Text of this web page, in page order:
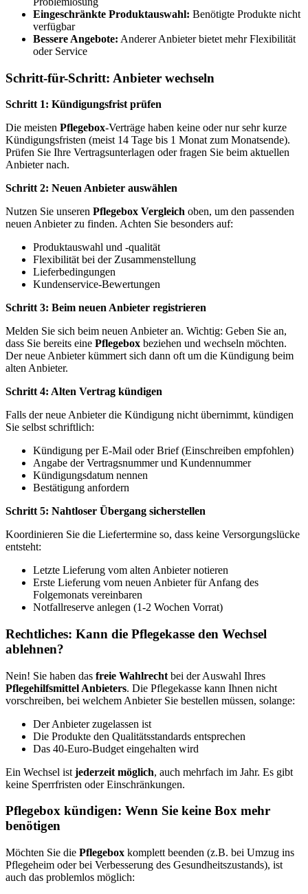
Eingeschränkte Produktauswahl: Benötigte Produkte nicht
verfügbar
Bessere Angebote: Anderer Anbieter bietet mehr Flexibilität
oder Service
Schritt-für-Schritt: Anbieter wechseln
Schritt 1: Kündigungsfrist prüfen
Die meisten Pflegebox-Verträge haben keine oder nur sehr kurze
Kündigungsfristen (meist 14 Tage bis 1 Monat zum Monatsende).
Prüfen Sie Ihre Vertragsunterlagen oder fragen Sie beim aktuellen
Anbieter nach.
Schritt 2: Neuen Anbieter auswählen
Nutzen Sie unseren Pflegebox Vergleich oben, um den passenden
neuen Anbieter zu finden. Achten Sie besonders auf:
Produktauswahl und -qualität
Flexibilität bei der Zusammenstellung
Lieferbedingungen
Kundenservice-Bewertungen
Schritt 3: Beim neuen Anbieter registrieren
Melden Sie sich beim neuen Anbieter an. Wichtig: Geben Sie an,
dass Sie bereits eine Pflegebox beziehen und wechseln möchten.
Der neue Anbieter kümmert sich dann oft um die Kündigung beim
alten Anbieter.
Schritt 4: Alten Vertrag kündigen
Falls der neue Anbieter die Kündigung nicht übernimmt, kündigen
Sie selbst schriftlich:
Kündigung per E-Mail oder Brief (Einschreiben empfohlen)
Angabe der Vertragsnummer und Kundennummer
Kündigungsdatum nennen
Bestätigung anfordern
Schritt 5: Nahtloser Übergang sicherstellen
Koordinieren Sie die Liefertermine so, dass keine Versorgungslücke
entsteht:
Letzte Lieferung vom alten Anbieter notieren
Erste Lieferung vom neuen Anbieter für Anfang des
Folgemonats vereinbaren
Notfallreserve anlegen (1-2 Wochen Vorrat)
Rechtliches: Kann die Pflegekasse den Wechsel
ablehnen?
Nein! Sie haben das freie Wahlrecht bei der Auswahl Ihres
Pflegehilfsmittel Anbieters. Die Pflegekasse kann Ihnen nicht
vorschreiben, bei welchem Anbieter Sie bestellen müssen, solange:
Der Anbieter zugelassen ist
Die Produkte den Qualitätsstandards entsprechen
Das 40-Euro-Budget eingehalten wird
Ein Wechsel ist jederzeit möglich, auch mehrfach im Jahr. Es gibt
keine Sperrfristen oder Einschränkungen.
Pflegebox kündigen: Wenn Sie keine Box mehr
benötigen
Möchten Sie die Pflegebox komplett beenden (z.B. bei Umzug ins
Pflegeheim oder bei Verbesserung des Gesundheitszustands), ist
auch das problemlos möglich: